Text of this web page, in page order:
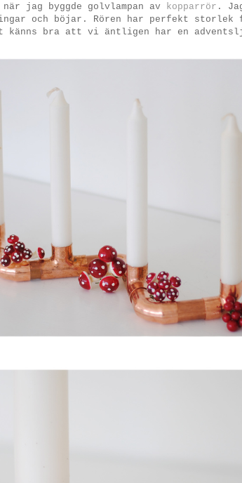
jag byggde golvlampan av kopparrör .
och böjar. Rören har perfekt
känns bra att vi äntligen har en